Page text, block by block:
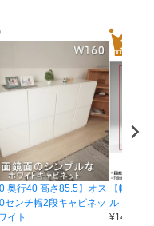
奥行40 高さ85.5】オス
センチ幅2段キャビネッ
イト
【幅80
ルドー80
¥140,000